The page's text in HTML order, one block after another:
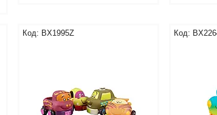
BX1995Z